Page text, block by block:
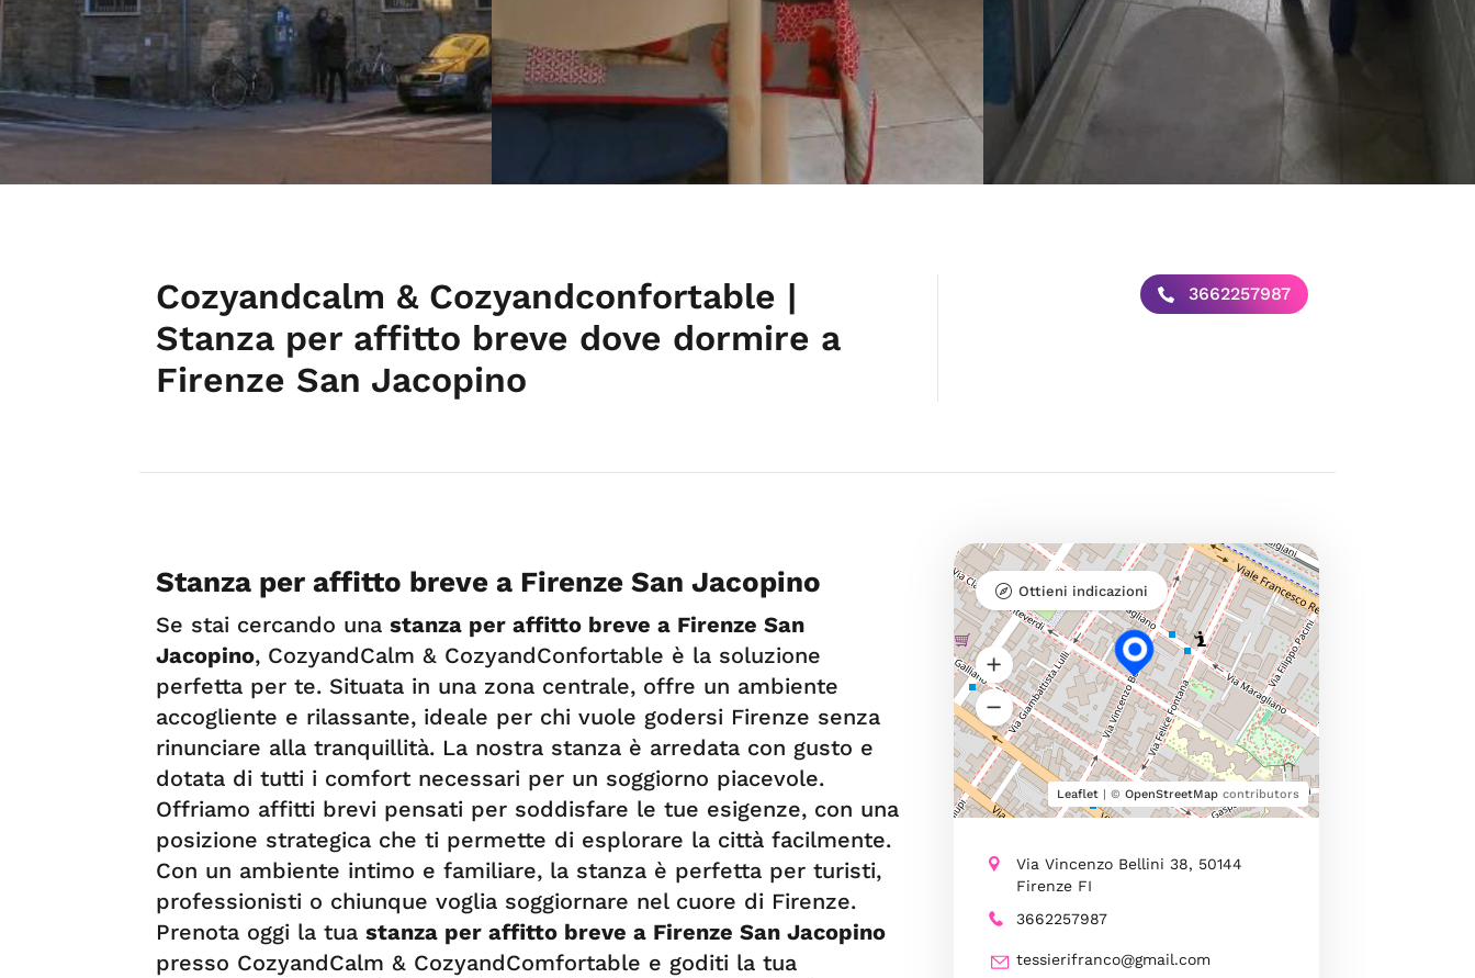
Cozyandcalm & Cozyandconfortable |
Stanza per affitto breve dove dormire a
Firenze San Jacopino
3662257987
Stanza per affitto breve a Firenze San Jacopino
Se stai cercando una stanza per affitto breve a Firenze San
Jacopino, CozyandCalm & CozyandConfortable è la soluzione
perfetta per te. Situata in una zona centrale, offre un ambiente
accogliente e rilassante, ideale per chi vuole godersi Firenze senza
rinunciare alla tranquillità. La nostra stanza è arredata con gusto e
dotata di tutti i comfort necessari per un soggiorno piacevole.
Offriamo affitti brevi pensati per soddisfare le tue esigenze, con una
posizione strategica che ti permette di esplorare la città facilmente.
Con un ambiente intimo e familiare, la stanza è perfetta per turisti,
professionisti o chiunque voglia soggiornare nel cuore di Firenze.
Prenota oggi la tua stanza per affitto breve a Firenze San Jacopino
presso CozyandCalm & CozyandComfortable e goditi la tua
Leaflet| © OpenStreetMapcontributors
Ottieni indicazioni
Via Vincenzo Bellini 38, 50144
Firenze FI
3662257987
tessierifranco@gmail.com